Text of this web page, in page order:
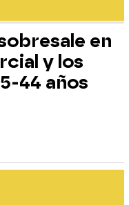
en
y los
44 años